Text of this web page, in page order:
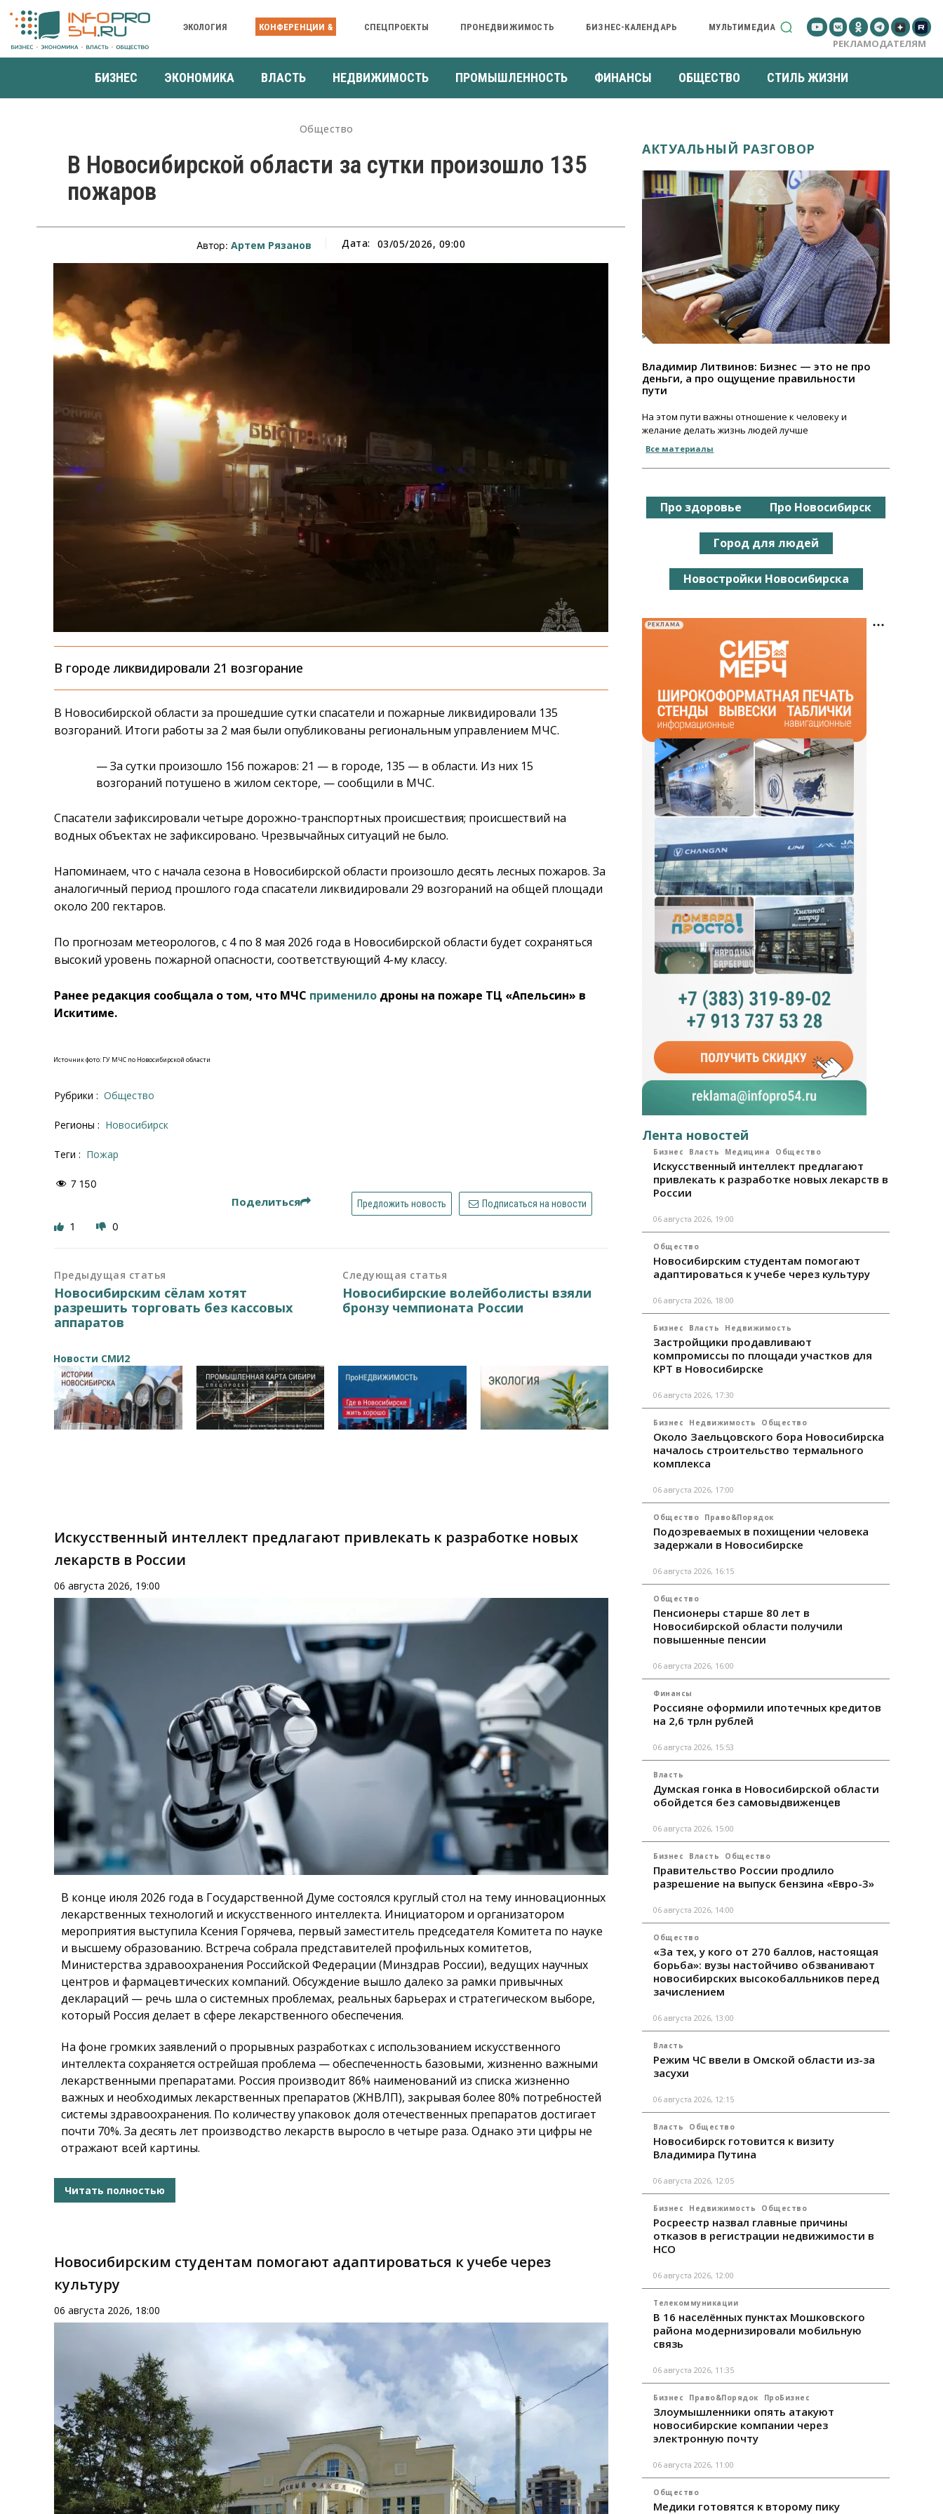
ЭКОЛОГИЯ КОНФЕРЕНЦИИ & СПЕЦПРОЕКТЫ ПРОНЕДВИЖИМОСТЬ БИЗНЕС-КАЛЕНДАРЬ МУЛЬТИМЕДИА
РЕКЛАМОДАТЕЛЯМ
БИЗНЕС ЭКОНОМИКА ВЛАСТЬ НЕДВИЖИМОСТЬ ПРОМЫШЛЕННОСТЬ ФИНАНСЫ ОБЩЕСТВО СТИЛЬ ЖИЗНИ
Общество
В Новосибирской области за сутки произошло 135
пожаров
Автор:Артем Рязанов Дата: 03/05/2026, 09:00
В городе ликвидировали 21 возгорание
В Новосибирской области за прошедшие сутки спасатели и пожарные ликвидировали 135
возгораний. Итоги работы за 2 мая были опубликованы региональным управлением МЧС.
— За сутки произошло 156 пожаров: 21 — в городе, 135 — в области. Из них 15
возгораний потушено в жилом секторе, — сообщили в МЧС.
Спасатели зафиксировали четыре дорожно-транспортных происшествия; происшествий на
водных объектах не зафиксировано. Чрезвычайных ситуаций не было.
Напоминаем, что с начала сезона в Новосибирской области произошло десять лесных пожаров. За
аналогичный период прошлого года спасатели ликвидировали 29 возгораний на общей площади
около 200 гектаров.
По прогнозам метеорологов, с 4 по 8 мая 2026 года в Новосибирской области будет сохраняться
высокий уровень пожарной опасности, соответствующий 4-му классу.
Ранее редакция сообщала о том, что МЧС применило дроны на пожаре ТЦ «Апельсин» в
Искитиме.
Источник фото: ГУ МЧС по Новосибирской области
Рубрики : Общество
Регионы : Новосибирск
Теги : пожар
7 150
Поделиться Предложить новость Подписаться на новости
1 0
Предыдущая статья
Новосибирским сёлам хотят
разрешить торговать без кассовых
аппаратов
Следующая статья
Новосибирские волейболисты взяли
бронзу чемпионата России
Новости СМИ2
Искусственный интеллект предлагают привлекать к разработке новых
лекарств в России
06 августа 2026, 19:00
В конце июля 2026 года в Государственной Думе состоялся круглый стол на тему инновационных
лекарственных технологий и искусственного интеллекта. Инициатором и организатором
мероприятия выступила Ксения Горячева, первый заместитель председателя Комитета по науке
и высшему образованию. Встреча собрала представителей профильных комитетов,
Министерства здравоохранения Российской Федерации (Минздрав России), ведущих научных
центров и фармацевтических компаний. Обсуждение вышло далеко за рамки привычных
деклараций — речь шла о системных проблемах, реальных барьерах и стратегическом выборе,
который Россия делает в сфере лекарственного обеспечения.
На фоне громких заявлений о прорывных разработках с использованием искусственного
интеллекта сохраняется острейшая проблема — обеспеченность базовыми, жизненно важными
лекарственными препаратами. Россия производит 86% наименований из списка жизненно
важных и необходимых лекарственных препаратов (ЖНВЛП), закрывая более 80% потребностей
системы здравоохранения. По количеству упаковок доля отечественных препаратов достигает
почти 70%. За десять лет производство лекарств выросло в четыре раза. Однако эти цифры не
отражают всей картины.
Читать полностью
Новосибирским студентам помогают адаптироваться к учебе через
культуру
06 августа 2026, 18:00
АКТУАЛЬНЫЙ РАЗГОВОР
Владимир Литвинов: Бизнес — это не про
деньги, а про ощущение правильности
пути
На этом пути важны отношение к человеку и
желание делать жизнь людей лучше
Все материалы
Про здоровье Про Новосибирск
Город для людей
Новостройки Новосибирска
РЕКЛАМА
Лента новостей
Бизнес Власть Медицина Общество
Искусственный интеллект предлагают
привлекать к разработке новых лекарств в
России
06 августа 2026, 19:00
Общество
Новосибирским студентам помогают
адаптироваться к учебе через культуру
06 августа 2026, 18:00
Бизнес Власть Недвижимость
Застройщики продавливают
компромиссы по площади участков для
КРТ в Новосибирске
06 августа 2026, 17:30
Бизнес Недвижимость Общество
Около Заельцовского бора Новосибирска
началось строительство термального
комплекса
06 августа 2026, 17:00
Общество Право&Порядок
Подозреваемых в похищении человека
задержали в Новосибирске
06 августа 2026, 16:15
Общество
Пенсионеры старше 80 лет в
Новосибирской области получили
повышенные пенсии
06 августа 2026, 16:00
Финансы
Россияне оформили ипотечных кредитов
на 2,6 трлн рублей
06 августа 2026, 15:53
Власть
Думская гонка в Новосибирской области
обойдется без самовыдвиженцев
06 августа 2026, 15:00
Бизнес Власть Общество
Правительство России продлило
разрешение на выпуск бензина «Евро-3»
06 августа 2026, 14:00
Общество
«За тех, у кого от 270 баллов, настоящая
борьба»: вузы настойчиво обзванивают
новосибирских высокобалльников перед
зачислением
06 августа 2026, 13:00
Власть
Режим ЧС ввели в Омской области из-за
засухи
06 августа 2026, 12:15
Власть Общество
Новосибирск готовится к визиту
Владимира Путина
06 августа 2026, 12:05
Бизнес Недвижимость Общество
Росреестр назвал главные причины
отказов в регистрации недвижимости в
НСО
06 августа 2026, 12:00
Телекоммуникации
В 16 населённых пунктах Мошковского
района модернизировали мобильную
связь
06 августа 2026, 11:35
Бизнес Право&Порядок ПроБизнес
Злоумышленники опять атакуют
новосибирские компании через
электронную почту
06 августа 2026, 11:00
Общество
Медики готовятся к второму пику